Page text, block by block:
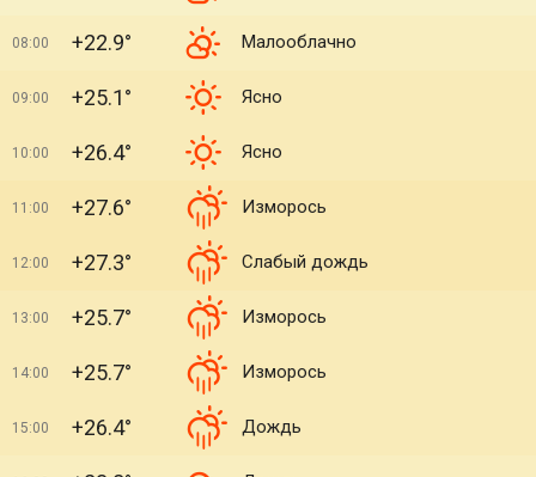
08:00 +22.9° Малооблачно
09:00 +25.1° Ясно
10:00 +26.4° Ясно
11:00 +27.6° Изморось
12:00 +27.3° Слабый дождь
13:00 +25.7° Изморось
14:00 +25.7° Изморось
15:00 +26.4° Дождь